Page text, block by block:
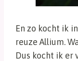
En zo kocht ik
reuze Allium.
Dus kocht ik er